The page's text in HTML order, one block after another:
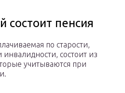
состоит пенсия
по старости,
состоит из
учитываются при